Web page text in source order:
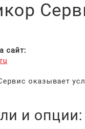
сайт:
оказывает
и опции: